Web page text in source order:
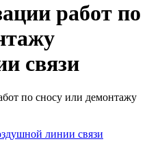
работ по
связи
по сносу или демонтажу
линии связи